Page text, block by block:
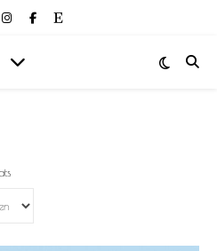
Trié du plus récent au plus ancien